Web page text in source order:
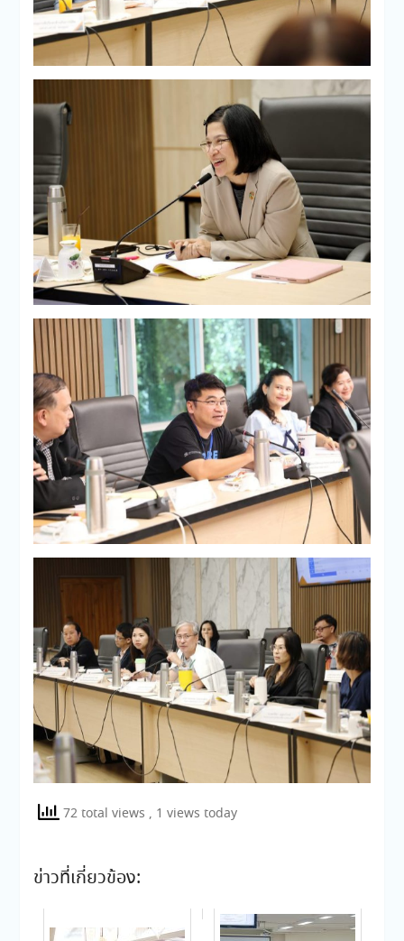
72 total views , 1 views today
ข่าวที่เกี่ยวข้อง: